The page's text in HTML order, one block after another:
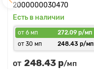
2000000030470
Есть в наличии
от 6 мп
272.09 р/мп
от 30 мп
248.43 р/мп
от 248.43 р/мп